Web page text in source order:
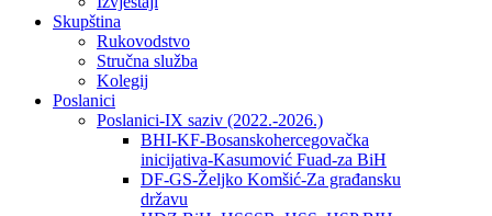
Skupština
Rukovodstvo
Stručna služba
Kolegij
Poslanici
Poslanici-IX saziv (2022.-2026.)
BHI-KF-Bosanskohercegovačka
inicijativa-Kasumović Fuad-za BiH
DF-GS-Željko Komšić-Za građansku
državu